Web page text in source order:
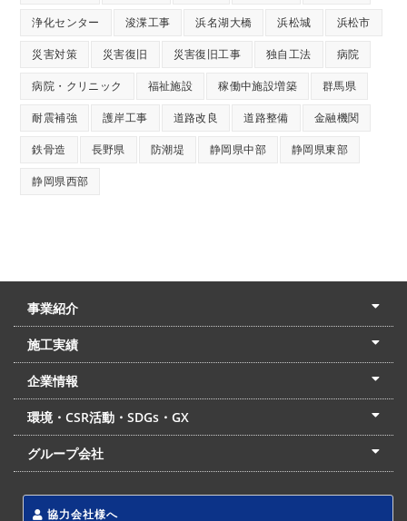
浄化センター 浚渫工事 浜名湖大橋 浜松城 浜松市
災害対策 災害復旧 災害復旧工事 独自工法 病院
病院・クリニック 福祉施設 稼働中施設増築 群馬県
耐震補強 護岸工事 道路改良 道路整備 金融機関
鉄骨造 長野県 防潮堤 静岡県中部 静岡県東部
静岡県西部
事業紹介
土木本部
建築本部
PPP・PFI
リフォーム・リノベーション
中村建設の家
施工実績
土木部門
建築部門
リフォーム部門
住宅部門
名古屋支店
東京支店
企業情報
会社概要
経営理念
沿革
リクルート
最新情報
お問合せ
環境・CSR活動・SDGs・GX
LSS流動化処理工法
CSR・SDGs・GX
発電事業
次世代ZEBオフィス
グループ会社
協力会社様へ